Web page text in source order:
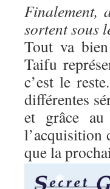
Finalement,
sortent sous
Tout va
Taifu
c’est le
différentes
et grâce
l’acquisition
que la